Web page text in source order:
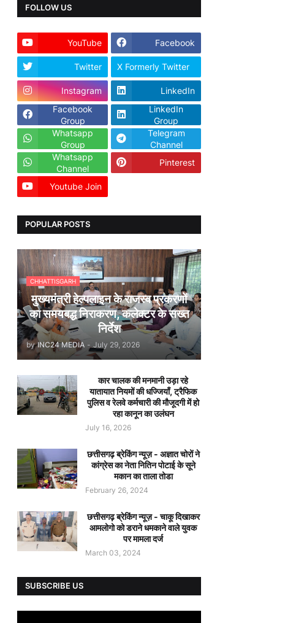
FOLLOW US
YouTube Facebook
Twitter X Formerly Twitter
Instagram
LinkedIn
Facebook
Group
LinkedIn
Group
Whatsapp
Group
Telegram
Channel
Whatsapp
Channel
Pinterest
Youtube Join
POPULAR POSTS
CHHATTISGARH
मुख्यमंत्री हेल्पलाइन के राजस्व प्रकरणों
का समयबद्ध निराकरण, कलेक्टर के सख्त
निर्देश
by INC24 MEDIA - July 29, 2026
कार चालक की मनमानी उड़ा रहे
यातायात नियमों की धज्जियाँ, ट्रैफिक
पुलिस व रेलवे कर्मचारी की मौजूदगी में हो
रहा कानून का उलंघन
July 16, 2026
छत्तीसगढ़ ब्रेकिंग न्यूज़ - अज्ञात चोरों ने
कांग्रेस का नेता नितिन पोटाई के सूने
मकान का ताला तोडा
February 26, 2024
छत्तीसगढ़ ब्रेकिंग न्यूज़ - चाकू दिखाकर
आमलोगो को डराने धमकाने वाले युवक
पर मामला दर्ज
March 03, 2024
SUBSCRIBE US